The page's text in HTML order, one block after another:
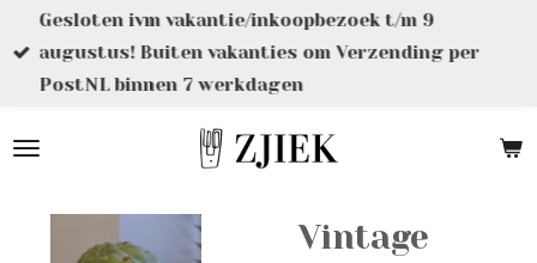
direct
naar
hoofdinhoud
Gesloten ivm vakantie/inkoopbezoek t/m 9
augustus! Buiten vakanties om Verzending per
PostNL binnen 7 werkdagen
Vintage